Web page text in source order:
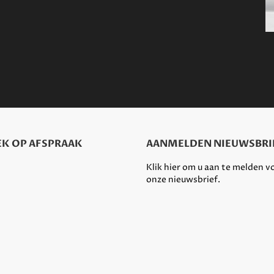
OP AFSPRAAK AANMELDEN
Klik hier om u aan te melden
onze nieuwsbrief.